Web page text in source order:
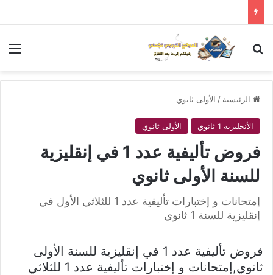
بحث عن
الرئيسية / الأولى ثانوي
الأنجليزية 1 ثانوي الأولى ثانوي
فروض تأليفية عدد 1 في إنقليزية
للسنة الأولى ثانوي
إمتحانات و إختبارات تأليفية عدد 1 للثلاثي الأول في
إنقليزية للسنة 1 ثانوي
فروض تأليفية عدد 1 في إنقليزية للسنة الأولى
ثانوي,إمتحانات و إختبارات تأليفية عدد 1 للثلاثي